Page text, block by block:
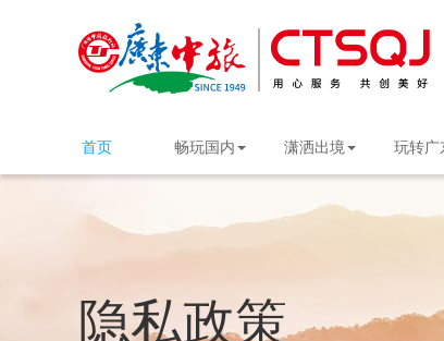
首页 畅玩国内 潇洒出境 玩转广
隐私政策